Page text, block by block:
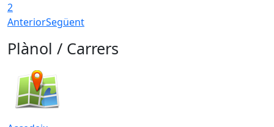
2
AnteriorSegüent
Plànol / Carrers